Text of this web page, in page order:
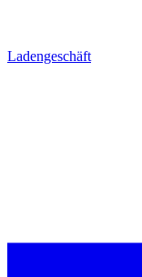
Ladengeschäft